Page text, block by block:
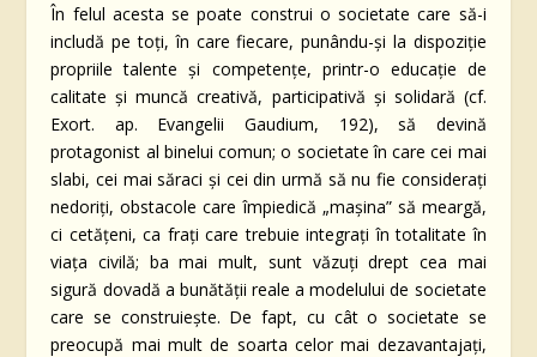
În felul acesta se poate construi o societate care să-i
includă pe toți, în care fiecare, punându-și la dispoziție
propriile talente și competențe, printr-o educație de
calitate și muncă creativă, participativă și solidară (cf.
Exort. ap. Evangelii Gaudium, 192), să devină
protagonist al binelui comun; o societate în care cei mai
slabi, cei mai săraci și cei din urmă să nu fie considerați
nedoriți, obstacole care împiedică „mașina” să meargă,
ci cetățeni, ca frați care trebuie integrați în totalitate în
viața civilă; ba mai mult, sunt văzuți drept cea mai
sigură dovadă a bunătății reale a modelului de societate
care se construiește. De fapt, cu cât o societate se
preocupă mai mult de soarta celor mai dezavantajați,